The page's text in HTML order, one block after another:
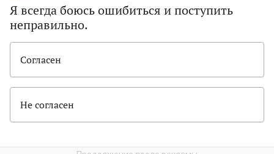
Я всегда боюсь ошибиться и поступить
неправильно.
Согласен
Не согласен